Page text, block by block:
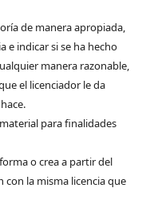
de manera apropiada,
e indicar si se ha hecho
manera razonable,
el licenciador le da
para finalidades
o crea a partir del
con la misma licencia que